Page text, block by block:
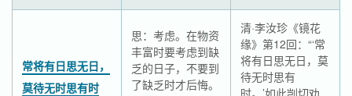
常将有日思无日，
莫待无时思有时
思：考虑。在物资
丰富时要考虑到缺
乏的日子，不要到
了缺乏时才后悔。
清·李汝珍《镜花
缘》第12回：“‘常
将有日思无日，莫
待无时思有
时。’如此剀切劝